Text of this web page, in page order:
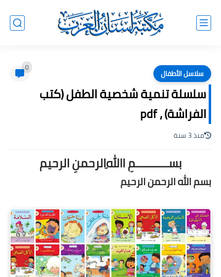
سلاسل الأطفال 0
سلسلة تنمية شخصية الطفل (كتب
الفراشة) ، pdf
منذ 3 سنة
بســـــــــــمِ اﷲِالرحمنِ الرحيم
بسم الله الرحمن الرحيم